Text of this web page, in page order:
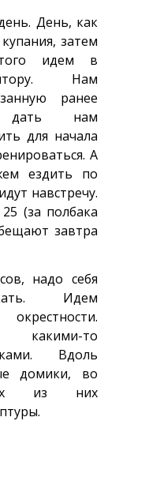
День, как
затем
идем в
Нам
ранее
дать нам
для начала
А
ездить по
навстречу.
(за полбака
завтра
надо себя
Идем
то
Вдоль
домики, во
из них